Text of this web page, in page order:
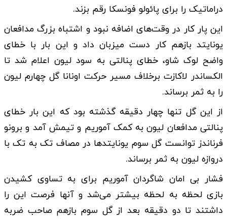
دراماتیک را برای پائولو فونسکا رقم بزند.
این پار کار در وقت‌های اضافه نبود و اشتباه بزرگ مدافعان
یونایتد بازهم کار دست میزبان داد و این بار با خطای
واضح لوک شاو، خطای پنالتی به سود لیون اعلام شد تا
الکساندر لاکازت برخلاف مسیر حرکت اونانا گل چهارم لیون
را به ثمر برساند.
از این گل تنها چهار دقیقه گذشته بود که این بار خطای
پنالتی مدافعان لیون به کمک آموریم و تیمش آمد و برونو
فرناندز توانست گل سوم یونایتد‌ها در مصاف تک به تک با
دروازه لیون به ثمر برساند.
فشار بی امان شاگردان آموریم برای به تساوی کشیدن
بازی لحظه به لحظه بیشتر می‌شد و آنها فرصت این را
داشتند تا دو دقیقه بعد از گل سوم بازهم صاحب ضربه